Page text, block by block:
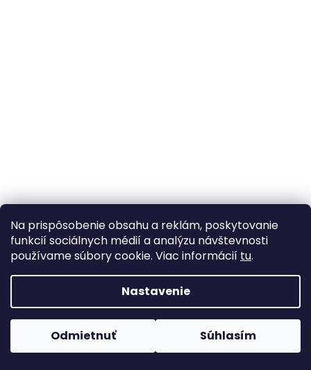
Na prispôsobenie obsahu a reklám, poskytovanie
funkcií sociálnych médií a analýzu návštevnosti
používame súbory cookie. Viac informácií tu.
Nastavenie
Odmietnuť Súhlasím